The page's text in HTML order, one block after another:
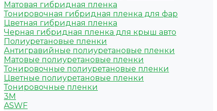
Матовая гибридная пленка
Тонировочная гибридная пленка для фар
Цветная гибридная пленка
Черная гибридная пленка для крыш авто
Полиуретановые пленки
Антигравийные полиуретановые пленки
Матовые полиуретановые пленки
Тонировочные полиуретановые пленки
Цветные полиуретановые пленки
Тонировочные пленки
3M
ASWF